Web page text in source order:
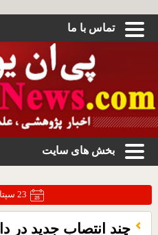
تماس با ما
بخش های سایت
23 سپتامبر 2015
چند انتصاب جدید در